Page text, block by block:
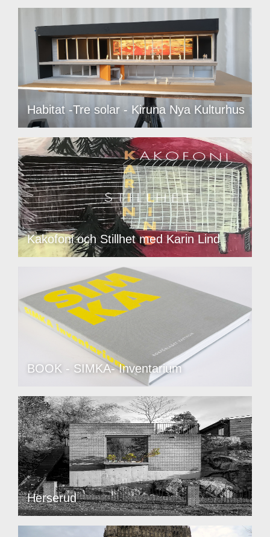
Habitat -Tre solar - Kiruna Nya Kulturhus
Kakofoni och Stillhet med Karin Lind
BOOK - SIMKA- Inventarium
Herserud